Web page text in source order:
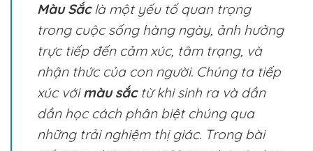
Màu Sắclà một yếu tố quan trọng
trong cuộc sống hàng ngày, ảnh hưởng
trực tiếp đến cảm xúc, tâm trạng, và
nhận thức của con người. Chúng ta tiếp
xúc vớimàu sắctừ khi sinh ra và dần
dần học cách phân biệt chúng qua
những trải nghiệm thị giác. Trong bài